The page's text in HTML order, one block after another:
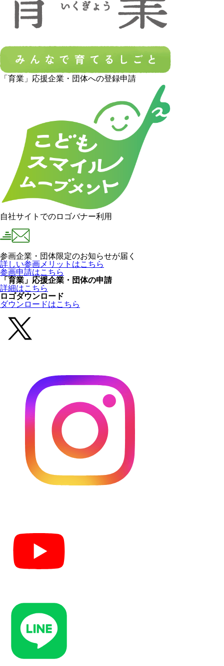
「育業」応援企業・団体への登録申請
自社サイトでのロゴバナー利用
参画企業・団体限定のお知らせが届く
詳しい参画メリットはこちら
参画申請はこちら
「育業」応援企業・団体の申請
詳細はこちら
ロゴダウンロード
ダウンロードはこちら